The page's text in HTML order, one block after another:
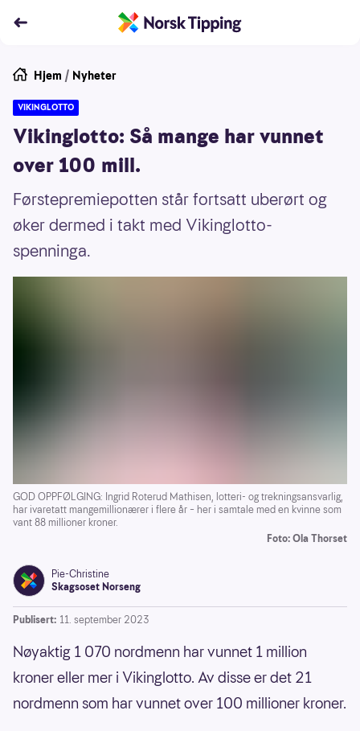
Hjem / Nyheter
VIKINGLOTTO
Vikinglotto: Så mange har vunnet
over 100 mill.
Førstepremiepotten står fortsatt uberørt og
øker dermed i takt med Vikinglotto-
spenninga.
GOD OPPFØLGING: Ingrid Roterud Mathisen, lotteri- og trekningsansvarlig,
har ivaretatt mangemillionærer i flere år – her i samtale med en kvinne som
vant 88 millioner kroner.
Foto: Ola Thorset
Pie-Christine
Skagsoset Norseng
Publisert: 11. september 2023
Nøyaktig 1 070 nordmenn har vunnet 1 million
kroner eller mer i Vikinglotto. Av disse er det 21
nordmenn som har vunnet over 100 millioner kroner.